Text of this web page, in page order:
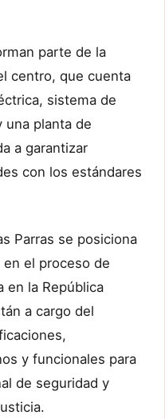
parte de la
centro, que cuenta
sistema de
una planta de
a garantizar
con los estándares
Parras se posiciona
el proceso de
en la República
a cargo del
y funcionales para
de seguridad y